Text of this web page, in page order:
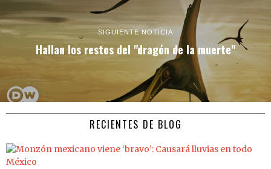
SIGUIENTE NOTICIA
Hallan los restos del "dragón de la muerte"
RECIENTES DE BLOG